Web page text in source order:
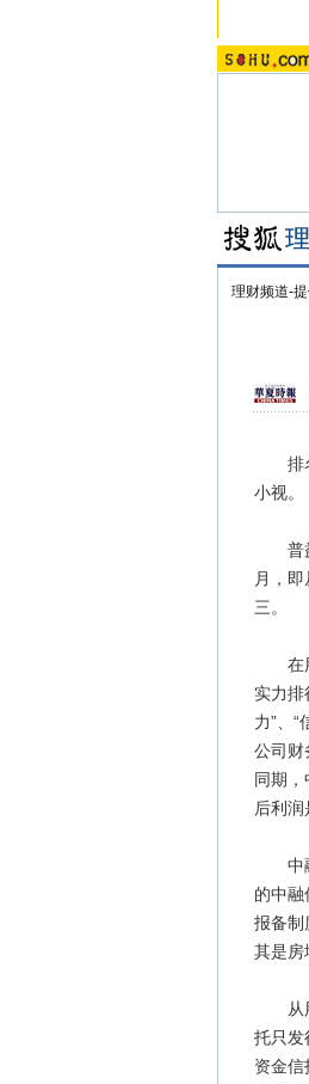
理财频道-
排名
小视。
普益
月，
三。
在用
实力排
力”、“
公司财
同期
后利润
中融
的中
报备制
其是房
从用
托只发
资金